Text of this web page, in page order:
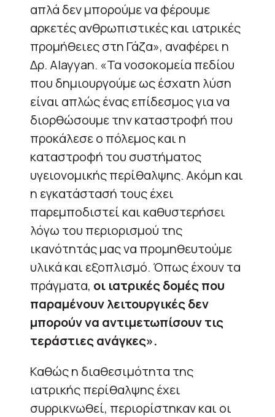
απλά δεν μπορούμε να φέρουμε
αρκετές ανθρωπιστικές και ιατρικές
προμήθειες στη Γάζα», αναφέρει η
Δρ. Alayyan. «Τα νοσοκομεία πεδίου
που δημιουργούμε ως έσχατη λύση
είναι απλώς ένας επίδεσμος για να
διορθώσουμε την καταστροφή που
προκάλεσε ο πόλεμος και η
καταστροφή του συστήματος
υγειονομικής περίθαλψης. Ακόμη και
η εγκατάστασή τους έχει
παρεμποδιστεί και καθυστερήσει
λόγω του περιορισμού της
ικανότητάς μας να προμηθευτούμε
υλικά και εξοπλισμό. Όπως έχουν τα
πράγματα, οι ιατρικές δομές που
παραμένουν λειτουργικές δεν
μπορούν να αντιμετωπίσουν τις
τεράστιες ανάγκες».
Καθώς η διαθεσιμότητα της
ιατρικής περίθαλψης έχει
συρρικνωθεί, περιορίστηκαν και οι